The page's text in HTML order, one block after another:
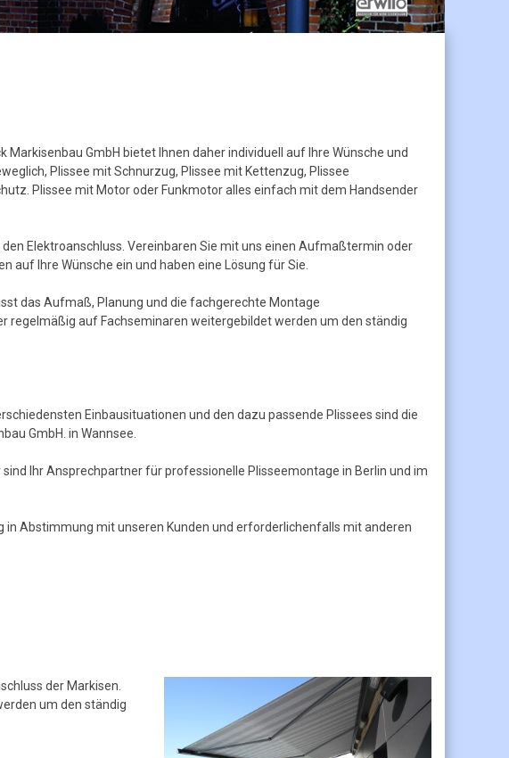
GmbH bietet Ihnen daher individuell auf Ihre Wünsche und
Plissee mit Schnurzug, Plissee mit Kettenzug, Plissee
Plissee mit Motor oder Funkmotor alles einfach mit dem Handsender
Elektroanschluss. Vereinbaren Sie mit uns einen Aufmaßtermin oder
auf Ihre Wünsche ein und haben eine Lösung für Sie.
das Aufmaß, Planung und die fachgerechte Montage
regelmäßig auf Fachseminaren weitergebildet werden um den ständig
Einbausituationen und den dazu passende Plissees sind die
GmbH. in Wannsee.
Ihr Ansprechpartner für professionelle Plisseemontage in Berlin und im
Abstimmung mit unseren Kunden und erforderlichenfalls mit anderen
der Markisen.
um den ständig